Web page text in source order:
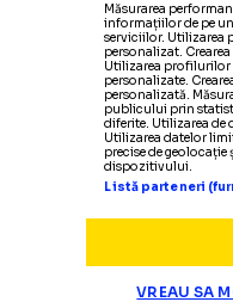
Măsurarea
informațiilor de pe
serviciilor. Utilizarea
personalizat.
Utilizarea profilurilor
personalizate.
personalizată.
publicului prin
diferite. Utilizarea de
Utilizarea datelor
precise de
dispozitivului.
Listă parteneri
VREAU SA